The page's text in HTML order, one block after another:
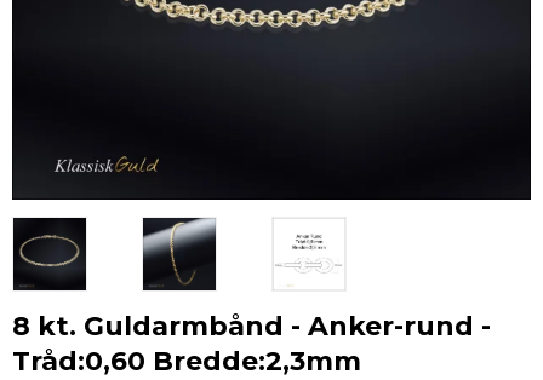
8 kt. Guldarmbånd - Anker-rund -
Tråd:0,60 Bredde:2,3mm